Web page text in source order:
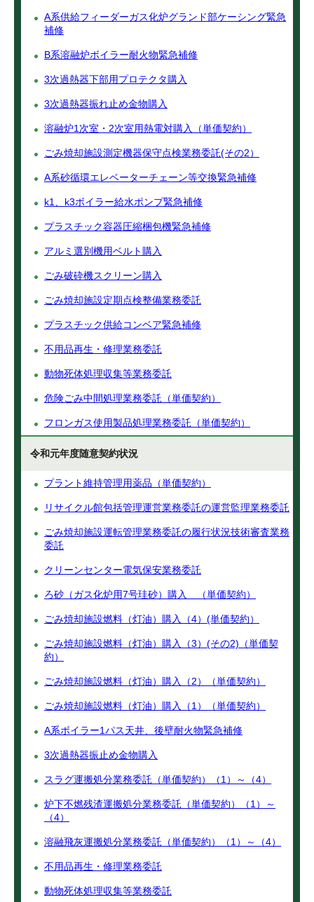
A系供給フィーダーガス化炉グランド部ケーシング緊急
補修
B系溶融炉ボイラー耐火物緊急補修
3次過熱器下部用プロテクタ購入
3次過熱器振れ止め金物購入
溶融炉1次室・2次室用熱電対購入（単価契約）
ごみ焼却施設測定機器保守点検業務委託(その2）
A系砂循環エレベーターチェーン等交換緊急補修
k1、k3ボイラー給水ポンプ緊急補修
プラスチック容器圧縮梱包機緊急補修
アルミ選別機用ベルト購入
ごみ破砕機スクリーン購入
ごみ焼却施設定期点検整備業務委託
プラスチック供給コンベア緊急補修
不用品再生・修理業務委託
動物死体処理収集等業務委託
危険ごみ中間処理業務委託（単価契約）
フロンガス使用製品処理業務委託（単価契約）
令和元年度随意契約状況
プラント維持管理用薬品（単価契約）
リサイクル館包括管理運営業務委託の運営監理業務委託
ごみ焼却施設運転管理業務委託の履行状況技術審査業務
委託
クリーンセンター電気保安業務委託
ろ砂（ガス化炉用7号珪砂）購入 （単価契約）
ごみ焼却施設燃料（灯油）購入（4）(単価契約）
ごみ焼却施設燃料（灯油）購入（3）(その2)（単価契
約）
ごみ焼却施設燃料（灯油）購入（2）（単価契約）
ごみ焼却施設燃料（灯油）購入（1）（単価契約）
A系ボイラー1パス天井、後壁耐火物緊急補修
3次過熱器振止め金物購入
スラグ運搬処分業務委託（単価契約）（1）～（4）
炉下不燃残渣運搬処分業務委託（単価契約）（1）～
（4）
溶融飛灰運搬処分業務委託（単価契約）（1）～（4）
不用品再生・修理業務委託
動物死体処理収集等業務委託